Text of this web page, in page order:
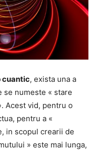
cuantic, exista una a
se numeste « stare
Acest vid, pentru o
pentru a «
in scopul crearii de
» este mai lunga,